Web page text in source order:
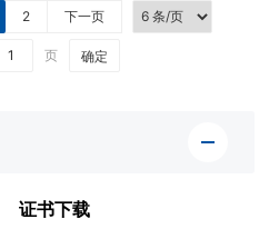
2 下一页
页 确定
证书下载